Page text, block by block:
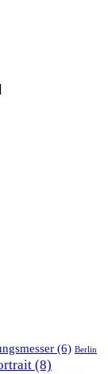
(6) Berlin
(8)